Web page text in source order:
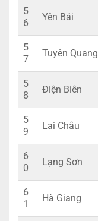
5
6
Yên Bái
5
7
Tuyên Quang
5
8
Điện Biên
5
9
Lai Châu
6
0
Lạng Sơn
6
1
Hà Giang